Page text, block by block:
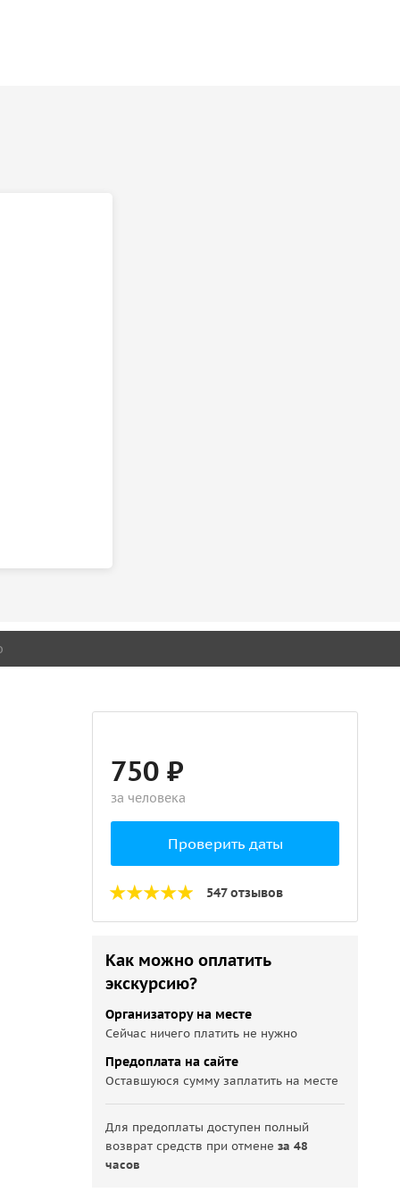
750 ₽
за человека
Проверить даты
547 отзывов
Как можно оплатить
экскурсию?
Организатору на месте
Сейчас ничего платить не нужно
Предоплата на сайте
Оставшуюся сумму заплатить на месте
Для предоплаты доступен полный
возврат средств при отменеза 48
часов